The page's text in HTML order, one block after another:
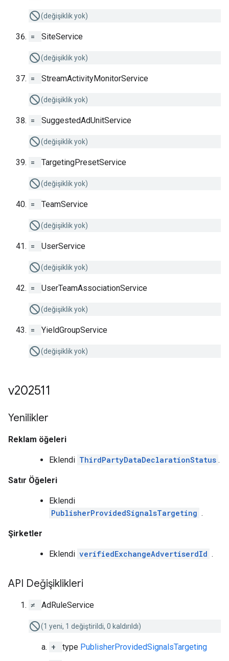
(değişiklik yok)
= SiteService
(değişiklik yok)
= StreamActivityMonitorService
(değişiklik yok)
= SuggestedAdUnitService
(değişiklik yok)
= TargetingPresetService
(değişiklik yok)
= TeamService
(değişiklik yok)
= UserService
(değişiklik yok)
= UserTeamAssociationService
(değişiklik yok)
= YieldGroupService
(değişiklik yok)
v202511
Yenilikler
Reklam öğeleri
Eklendi ThirdPartyDataDeclarationStatus .
Satır Öğeleri
Eklendi
PublisherProvidedSignalsTargeting .
Şirketler
Eklendi verifiedExchangeAdvertiserdId .
API Değişiklikleri
≠ AdRuleService
(1 yeni, 1 değiştirildi, 0 kaldırıldı)
+ type PublisherProvidedSignalsTargeting